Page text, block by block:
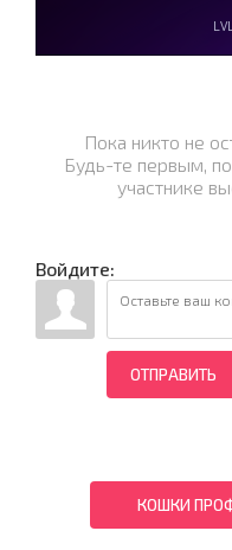
Пока никто не
Будь-те первым,
участнике
Войдите:
ОТПРАВИТЬ
КОШКИ